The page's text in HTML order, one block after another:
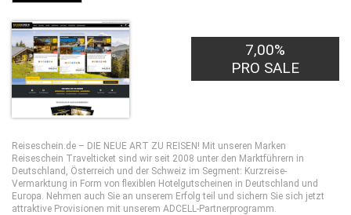
7,00%
PRO SALE
Reiseschein.de – DIE NEUE ART ZU REISEN! Mit unseren Marken
Reiseschein Travelticket sind wir seit 2008 unter den Marktführern in
Deutschland, Österreich und der Schweiz im Segment: Kurzreise-
Vermarktung in Form von flexiblen Hotelgutscheinen in Deutschland und
Europa. Nehmen auch Sie an unserem Erfolg teil und sichern Sie sich jetzt
attraktive Provisionen mit unserem ADCELL-Partnerprogramm.